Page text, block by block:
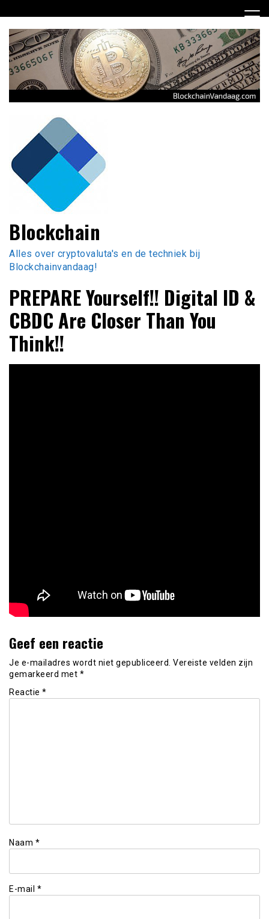
naar
inhoud
Blockchain
Alles over cryptovaluta's en de techniek bij
Blockchainvandaag!
PREPARE Yourself!! Digital ID &
CBDC Are Closer Than You
Think!!
Geef een reactie
Je e-mailadres wordt niet gepubliceerd. Vereiste velden zijn
gemarkeerd met *
Reactie *
Naam *
E-mail *